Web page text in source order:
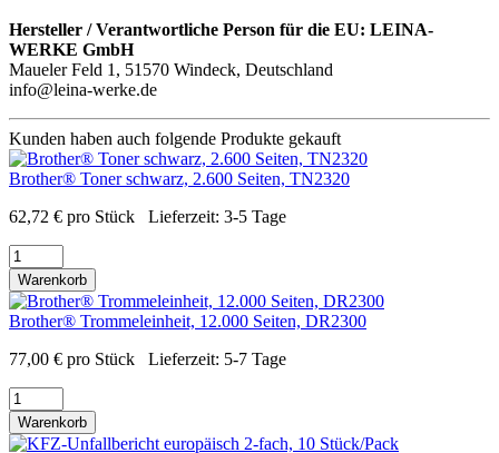
Hersteller / Verantwortliche Person für die EU: LEINA-
WERKE GmbH
Maueler Feld 1, 51570 Windeck, Deutschland
info@leina-werke.de
Kunden haben auch folgende Produkte gekauft
Brother® Toner schwarz, 2.600 Seiten, TN2320
62,72 € pro Stück Lieferzeit: 3-5 Tage
Warenkorb
Brother® Trommeleinheit, 12.000 Seiten, DR2300
77,00 € pro Stück Lieferzeit: 5-7 Tage
Warenkorb